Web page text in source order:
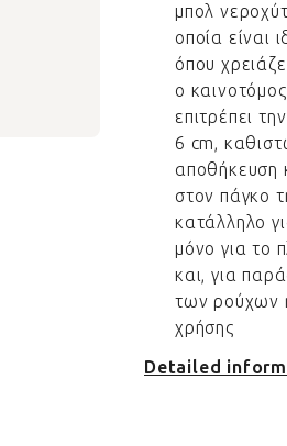
μπολ
οποία είναι
όπου
ο
επιτρέπει
6 cm,
αποθήκευση
στον πάγκο
κατάλληλο
μόνο για το
και, για
των ρούχων
χρήσης
Detailed